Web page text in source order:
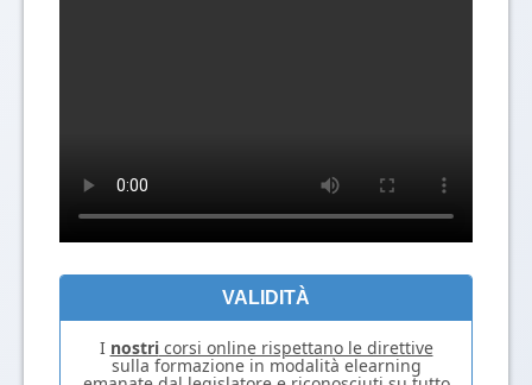
VALIDITÀ
I nostricorsi online rispettano le direttive
sulla formazione in modalità elearning